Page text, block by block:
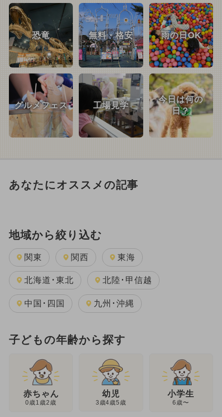
恐竜 無料・格安 雨の日OK
グルメフェス 工場見学
今日は何の
日？
あなたにオススメの記事
地域から絞り込む
関東 関西 東海
北海道･東北 北陸･甲信越
中国･四国 九州･沖縄
子どもの年齢から探す
赤ちゃん
0歳1歳2歳
幼児
3歳4歳5歳
小学生
6歳〜